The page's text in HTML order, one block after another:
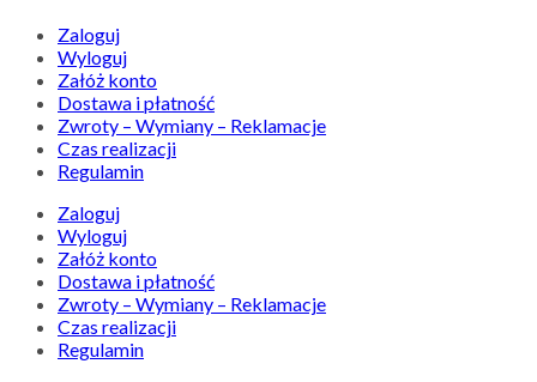
Zaloguj
Wyloguj
Załóż konto
Dostawa i płatność
Zwroty – Wymiany – Reklamacje
Czas realizacji
Regulamin
Zaloguj
Wyloguj
Załóż konto
Dostawa i płatność
Zwroty – Wymiany – Reklamacje
Czas realizacji
Regulamin